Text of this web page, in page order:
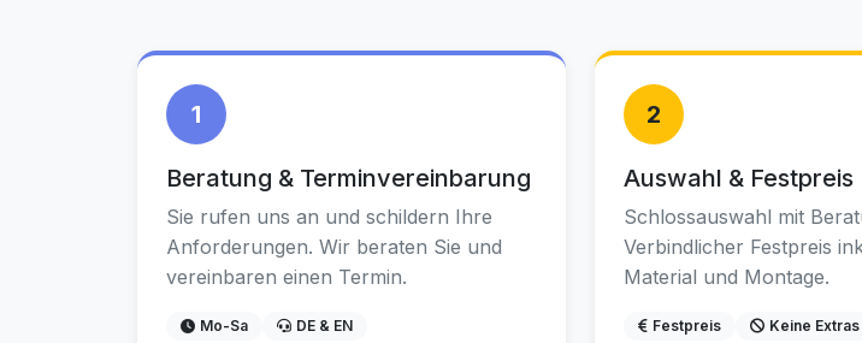
1
Beratung & Terminvereinbarung
Sie rufen uns an und schildern Ihre
Anforderungen. Wir beraten Sie und
vereinbaren einen Termin.
Mo-Sa DE & EN
2
Auswahl & Festpreis
Schlossauswahl mit
Verbindlicher Festpreis
Material und Montage.
Festpreis Keine Extras